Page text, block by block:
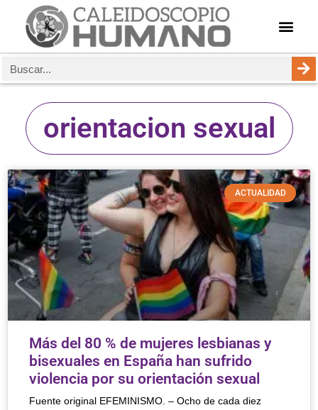
orientacion sexual
ACTUALIDAD
Más del 80 % de mujeres lesbianas y
bisexuales en España han sufrido
violencia por su orientación sexual
Fuente original EFEMINISMO. – Ocho de cada diez